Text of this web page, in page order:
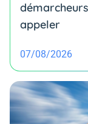
appeler
07/08/2026